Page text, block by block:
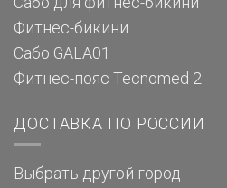
Фитнес-бикини
Сабо GALA01
Фитнес-пояс Tecnomed 2
ДОСТАВКА ПО РОССИИ
Выбрать другой город